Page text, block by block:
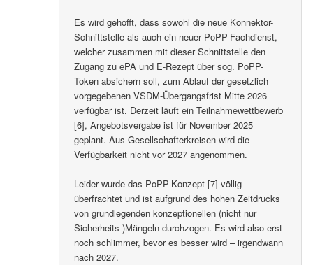
Es wird gehofft, dass sowohl die neue Konnektor-
Schnittstelle als auch ein neuer PoPP-Fachdienst,
welcher zusammen mit dieser Schnittstelle den
Zugang zu ePA und E-Rezept über sog. PoPP-
Token absichern soll, zum Ablauf der gesetzlich
vorgegebenen VSDM-Übergangsfrist Mitte 2026
verfügbar ist. Derzeit läuft ein Teilnahmewettbewerb
[6], Angebotsvergabe ist für November 2025
geplant. Aus Gesellschafterkreisen wird die
Verfügbarkeit nicht vor 2027 angenommen.
Leider wurde das PoPP-Konzept [7] völlig
überfrachtet und ist aufgrund des hohen Zeitdrucks
von grundlegenden konzeptionellen (nicht nur
Sicherheits-)Mängeln durchzogen. Es wird also erst
noch schlimmer, bevor es besser wird – irgendwann
nach 2027.